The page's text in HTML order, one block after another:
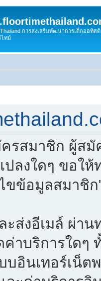
Thailand การส่งเสริมพัฒนาการเด็กออทิ
ไทม์
รสมาชิก ผู้สมั
ปลงใดๆ ขอใ
ขข้อมูลสมาชิก
ะส่งอีเมล์ ผ่า
าบริการใดๆ
บอินเทอร์เน็